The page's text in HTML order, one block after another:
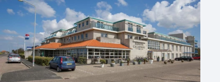
Bijzondere locaties
Buitenlocatie
Duurzame locatie
Groene locatie
Heisessie